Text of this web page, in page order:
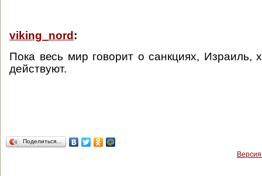
viking_nord :
Пока весь мир говорит о санкциях,
действуют.
Поделиться…